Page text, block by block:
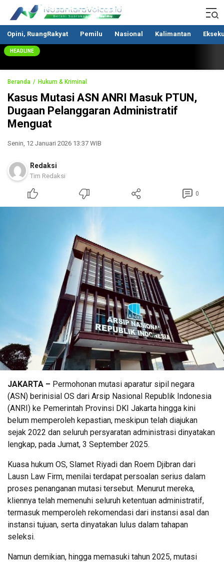
Nusantaravoices.id
Berani Suarakan Aspirasimu
Opini, RuangRakyat Pemilu Nasional Kalimantan
HEADLINE
Beranda Hukum & Kriminal
Kasus Mutasi ASN ANRI Masuk PTUN,
Dugaan Pelanggaran Administratif
Menguat
Senin, 12 Januari 2026 13:37 WIB
Redaksi
Tim Redaksi
0
JAKARTA – Permohonan mutasi aparatur sipil negara
(ASN) berinisial OS dari Arsip Nasional Republik Indonesia
(ANRI) ke Pemerintah Provinsi DKI Jakarta hingga kini
belum memperoleh kepastian, meskipun telah diajukan
sejak 2022 dan seluruh persyaratan administrasi dinyatakan
lengkap, pada Jumat, 3 September 2025.
Kuasa hukum OS, Slamet Riyadi dan Roem Djibran dari
Lausn Law Firm, menilai terdapat persoalan serius dalam
proses penanganan mutasi tersebut. Menurut mereka,
kliennya telah memenuhi seluruh ketentuan administratif,
termasuk memperoleh rekomendasi dari instansi asal dan
instansi tujuan, serta dinyatakan lulus dalam tahapan
seleksi.
Namun demikian, hingga memasuki tahun 2025, mutasi